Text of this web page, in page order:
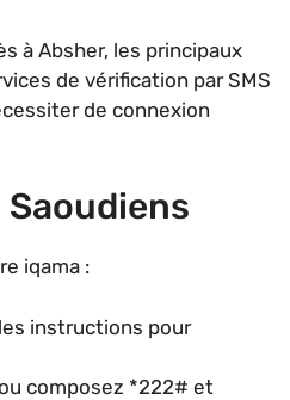
à Absher, les principaux
de vérification par SMS
de connexion
iqama :
instructions pour
composez *222# et